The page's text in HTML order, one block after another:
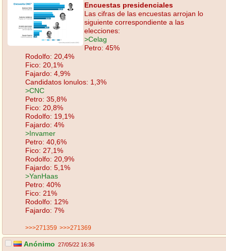
Encuestas presidenciales
Las cifras de las encuestas arrojan lo
siguiente correspondiente a las
elecciones:
>Celag
Petro: 45%
Rodolfo: 20,4%
Fico: 20,1%
Fajardo: 4,9%
Candidatos lonulos: 1,3%
>CNC
Petro: 35,8%
Fico: 20,8%
Rodolfo: 19,1%
Fajardo: 4%
>Invamer
Petro: 40,6%
Fico: 27,1%
Rodolfo: 20,9%
Fajardo: 5,1%
>YanHaas
Petro: 40%
Fico: 21%
Rodolfo: 12%
Fajardo: 7%
>>>271359 >>>271369
Anónimo 27/05/22 16:36